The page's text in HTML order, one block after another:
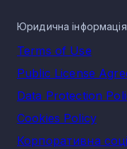
Юридична інформація
Terms of Use
Public License
Data Protection
Cookies Policy
Корпоративна